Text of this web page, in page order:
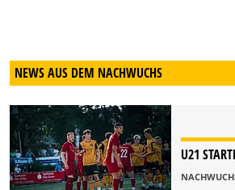
NEWS AUS DEM NACHWUCHS
U21